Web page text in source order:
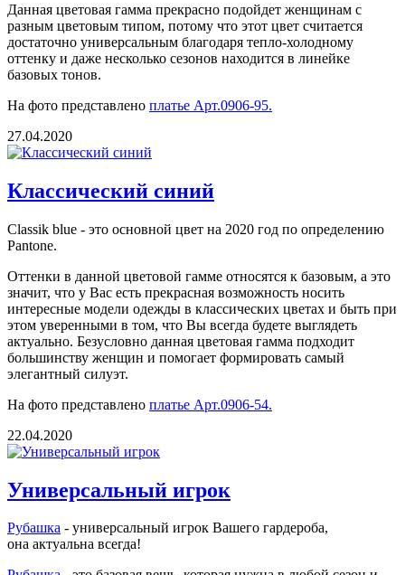
Данная цветовая гамма прекрасно подойдет женщинам с
разным цветовым типом, потому что этот цвет считается
достаточно универсальным благодаря тепло-холодному
оттенку и даже несколько сезонов находится в линейке
базовых тонов.
На фото представлено платье Арт.0906-95.
27.04.2020
Классический синий
Classik blue - это основной цвет на 2020 год по определению
Pantone.
Оттенки в данной цветовой гамме относятся к базовым, а это
значит, что у Вас есть прекрасная возможность носить
интересные модели одежды в классических цветах и быть при
этом уверенными в том, что Вы всегда будете выглядеть
актуально. Безусловно данная цветовая гамма подходит
большинству женщин и помогает формировать самый
элегантный силуэт.
На фото представлено платье Арт.0906-54.
22.04.2020
Универсальный игрок
Рубашка - универсальный игрок Вашего гардероба,
она актуальна всегда!